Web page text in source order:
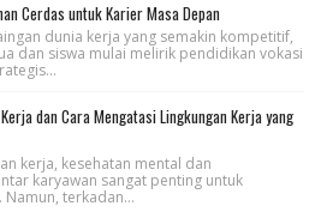
Cerdas untuk Karier Masa Depan
dunia kerja yang semakin kompetitif,
dan siswa mulai melirik pendidikan vokasi
dan Cara Mengatasi Lingkungan Kerja yang
kerja, kesehatan mental dan
karyawan sangat penting untuk
terkadan...